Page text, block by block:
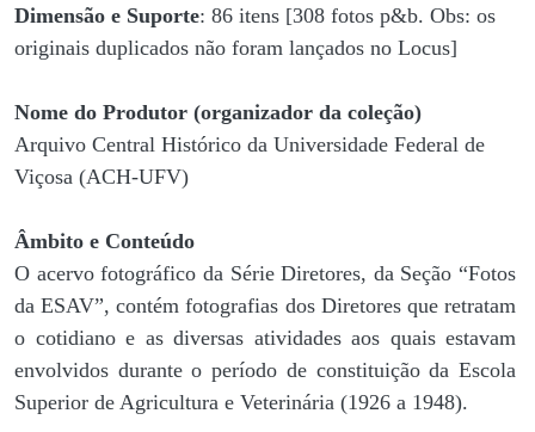
Dimensão e Suporte: 86 itens [308 fotos p&b. Obs: os
originais duplicados não foram lançados no Locus]
Nome do Produtor (organizador da coleção)
Arquivo Central Histórico da Universidade Federal de
Viçosa (ACH-UFV)
Âmbito e Conteúdo
O acervo fotográfico da Série Diretores, da Seção “Fotos
da ESAV”, contém fotografias dos Diretores que retratam
o cotidiano e as diversas atividades aos quais estavam
envolvidos durante o período de constituição da Escola
Superior de Agricultura e Veterinária (1926 a 1948).